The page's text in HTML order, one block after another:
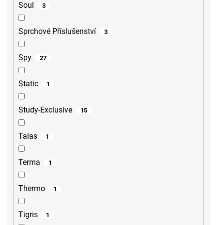
Soul 3
Sprchové Příslušenství 3
Spy 27
Static 1
Study-Exclusive 15
Talas 1
Terma 1
Thermo 1
Tigris 1